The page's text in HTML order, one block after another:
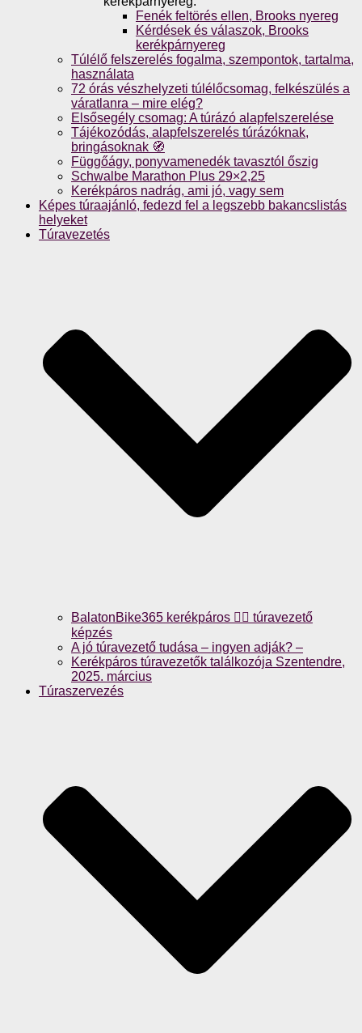
Fenék feltörés ellen, Brooks nyereg
Kérdések és válaszok, Brooks
kerékpárnyereg
Túlélő felszerelés fogalma, szempontok, tartalma,
használata
72 órás vészhelyzeti túlélőcsomag, felkészülés a
váratlanra – mire elég?
Elsősegély csomag: A túrázó alapfelszerelése
Tájékozódás, alapfelszerelés túrázóknak,
bringásoknak 🧭
Függőágy, ponyvamenedék tavasztól őszig
Schwalbe Marathon Plus 29×2,25
Kerékpáros nadrág, ami jó, vagy sem
Képes túraajánló, fedezd fel a legszebb bakancslistás
helyeket
Túravezetés
BalatonBike365 kerékpáros 🚴‍♀️ túravezető
képzés
A jó túravezető tudása – ingyen adják? –
Kerékpáros túravezetők találkozója Szentendre,
2025. március
Túraszervezés